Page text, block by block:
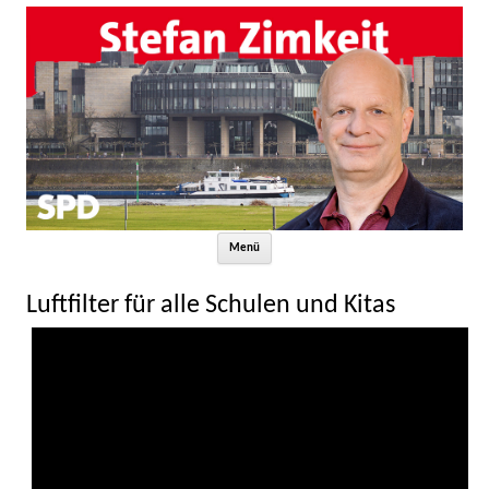
Menü
Luftfilter für alle Schulen und Kitas